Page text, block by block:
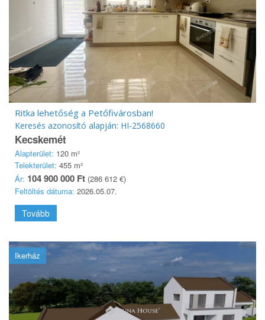
Ritka lehetőség a Petőfivárosban!
Keresés azonosító alapján: HI-2568660
Kecskemét
Alapterület: 120 m²
Telekterület: 455 m²
Ár: 104 900 000 Ft (286 612 €)
Feltöltés dátuma: 2026.05.07.
Tovább
Ikerház